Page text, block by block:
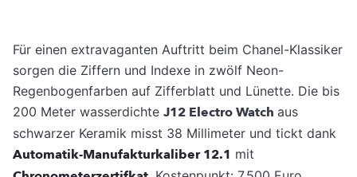
Für einen extravaganten Auftritt beim Chanel-Klassiker
sorgen die Ziffern und Indexe in zwölf Neon-
Regenbogenfarben auf Zifferblatt und Lünette. Die bis
200 Meter wasserdichte J12 Electro Watch aus
schwarzer Keramik misst 38 Millimeter und tickt dank
Automatik-Manufakturkaliber 12.1 mit